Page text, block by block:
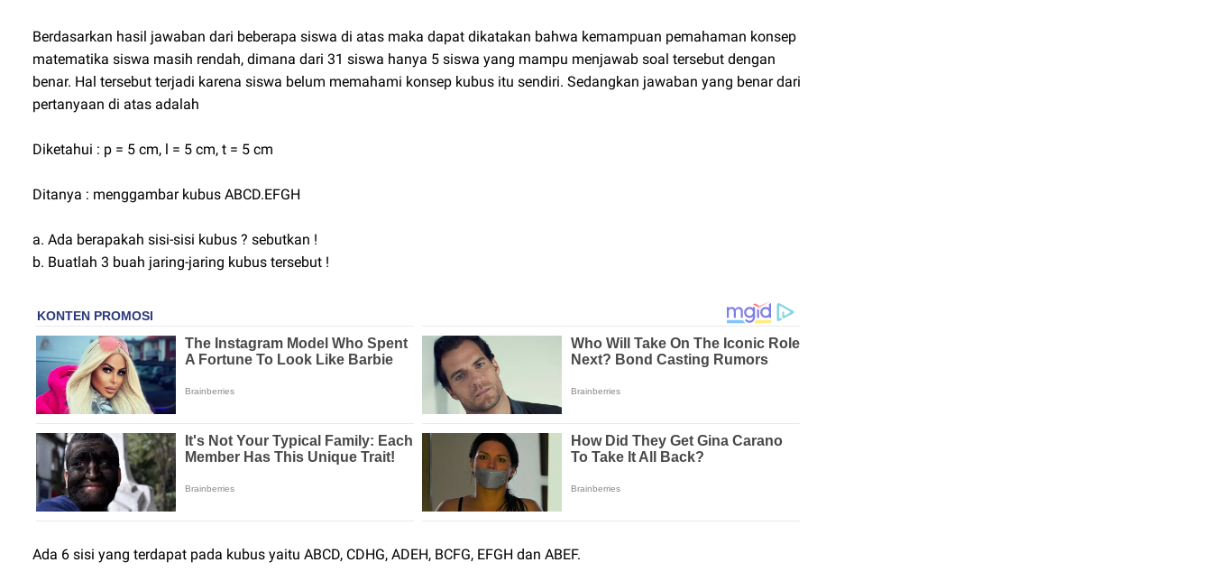
Berdasarkan hasil jawaban dari beberapa siswa di atas maka dapat dikatakan bahwa kemampuan pemahaman konsep
matematika siswa masih rendah, dimana dari 31 siswa hanya 5 siswa yang mampu menjawab soal tersebut dengan
benar. Hal tersebut terjadi karena siswa belum memahami konsep kubus itu sendiri. Sedangkan jawaban yang benar dari
pertanyaan di atas adalah
Diketahui : p = 5 cm, l = 5 cm, t = 5 cm
Ditanya : menggambar kubus ABCD.EFGH
a. Ada berapakah sisi-sisi kubus ? sebutkan !
b. Buatlah 3 buah jaring-jaring kubus tersebut !
Ada 6 sisi yang terdapat pada kubus yaitu ABCD, CDHG, ADEH, BCFG, EFGH dan ABEF.